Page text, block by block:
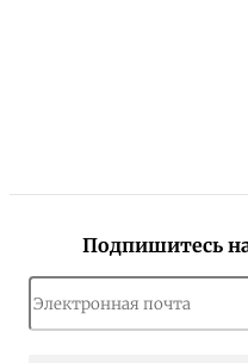
Подпишитесь